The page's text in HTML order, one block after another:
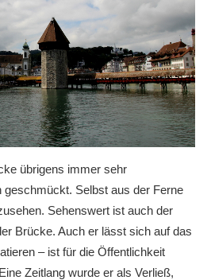
übrigens immer sehr
Selbst aus der Ferne
Sehenswert ist auch der
Brücke. Auch er lässt sich auf das
– ist für die Öffentlichkeit
Zeitlang wurde er als Verließ,